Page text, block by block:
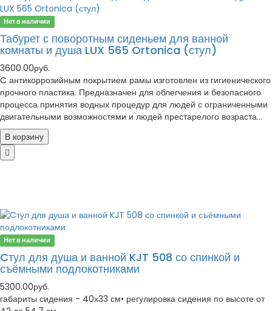
Нет в наличии
Табурет с поворотным сиденьем для ванной
комнаты и душа LUX 565 Ortonica (стул)
3600.00руб.
C антикоррозийным покрытием рамы изготовлен из гигиенического
прочного пластика. Предназначен для облегчения и безопасного
процесса принятия водных процедур для людей с ограниченными
двигательными возможностями и людей престарелого возраста...
В корзину
Нет в наличии
Cтул для душа и ванной KJT 508 со спинкой и
съёмными подлокотниками
5300.00руб.
габариты сидения - 40х33 см• регулировка сидения по высоте от